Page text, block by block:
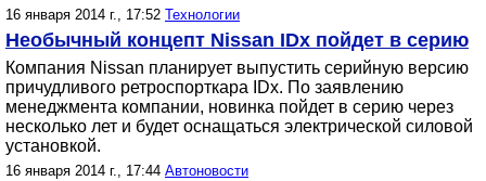
16 января 2014 г., 17:52 Технологии
Необычный концепт Nissan IDx пойдет в серию
Компания Nissan планирует выпустить серийную версию
причудливого ретроспорткара IDx. По заявлению
менеджмента компании, новинка пойдет в серию через
несколько лет и будет оснащаться электрической силовой
установкой.
16 января 2014 г., 17:44 Автоновости